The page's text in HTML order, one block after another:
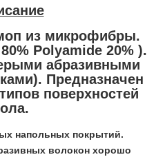
из микрофибры.
Polyamide 20% ).
абразивными
Предназначен
поверхностей
напольных покрытий.
волокон хорошо